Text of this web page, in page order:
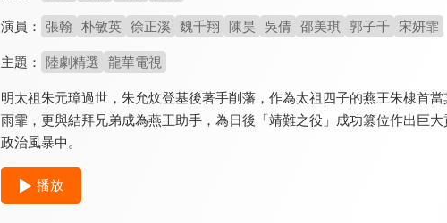
演員： 張翰 朴敏英 徐正溪 魏千翔 陳昊 吳倩 邵美琪 郭子千 宋妍霏
主題： 陸劇精選 龍華電視
明太祖朱元璋過世，朱允炆登基後著手削藩，作為太祖四子的燕王朱棣首
雨霏，更與結拜兄弟成為燕王助手，為日後「靖難之役」成功篡位作出巨
政治風暴中。
播放